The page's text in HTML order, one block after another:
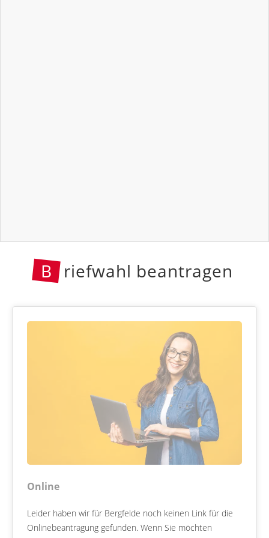
B riefwahl beantragen
Online
Leider haben wir für Bergfelde noch keinen Link für die
Onlinebeantragung gefunden. Wenn Sie möchten